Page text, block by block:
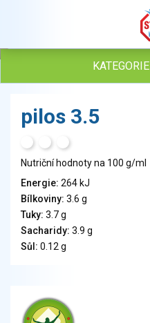
Vejce
Veganské a vegetariánské
Tuky
Obiloviny, mouka, cereální
Chléb, pečivo, křehké
Ořechy, semena
Zelenina
pilos 3.5
Nutriční hodnoty na 100 g/ml
Energie: 264 kJ
Bílkoviny: 3.6 g
Tuky: 3.7 g
Sacharidy: 3.9 g
Sůl: 0.12 g